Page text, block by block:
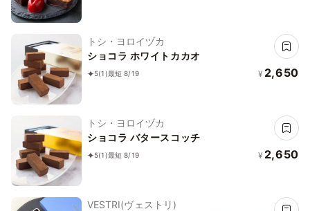
トシ・ヨロイヅカ
ショコラ ホワイトカカオ
5(1)最短 8/19 ¥ 2,650
トシ・ヨロイヅカ
ショコラ バタースコッチ
5(1)最短 8/19 ¥ 2,650
VESTRI(ヴェストリ)